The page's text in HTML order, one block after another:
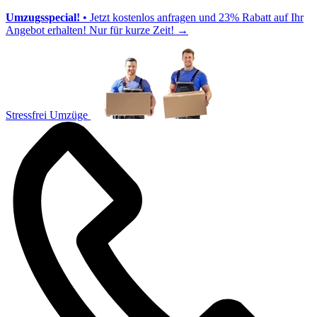
Umzugsspecial! • Jetzt kostenlos anfragen und 23% Rabatt auf Ihr
Angebot erhalten! Nur für kurze Zeit! →
Stressfrei Umzüge